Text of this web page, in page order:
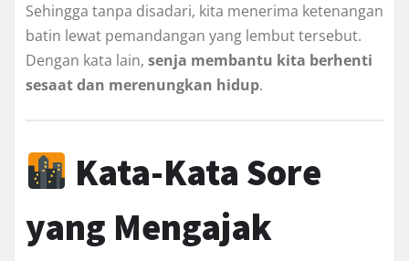
Sehingga tanpa disadari, kita menerima ketenangan
batin lewat pemandangan yang lembut tersebut.
Dengan kata lain, senja membantu kita berhenti
sesaat dan merenungkan hidup.
Kata-Kata Sore
yang Mengajak